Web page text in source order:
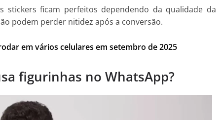
ficam perfeitos dependendo da qualidade da
podem perder nitidez após a conversão.
em vários celulares em setembro de 2025
figurinhas no WhatsApp?